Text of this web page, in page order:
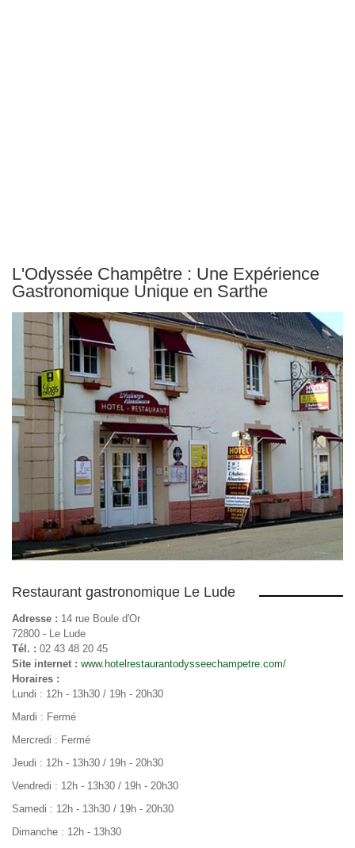
L'Odyssée Champêtre : Une Expérience
Gastronomique Unique en Sarthe
Restaurant gastronomique Le Lude
Adresse : 14 rue Boule d'Or
72800 - Le Lude
Tél. : 02 43 48 20 45
Site internet : www.hotelrestaurantodysseechampetre.com/
Horaires :
Lundi : 12h - 13h30 / 19h - 20h30
Mardi : Fermé
Mercredi : Fermé
Jeudi : 12h - 13h30 / 19h - 20h30
Vendredi : 12h - 13h30 / 19h - 20h30
Samedi : 12h - 13h30 / 19h - 20h30
Dimanche : 12h - 13h30